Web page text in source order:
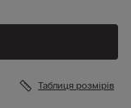
Таблиця розмірів